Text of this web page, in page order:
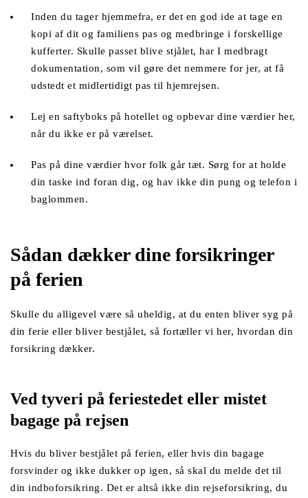
Inden du tager hjemmefra, er det en god ide at tage en
kopi af dit og familiens pas og medbringe i forskellige
kufferter. Skulle passet blive stjålet, har I medbragt
dokumentation, som vil gøre det nemmere for jer, at få
udstedt et midlertidigt pas til hjemrejsen.
Lej en saftyboks på hotellet og opbevar dine værdier her,
når du ikke er på værelset.
Pas på dine værdier hvor folk går tæt. Sørg for at holde
din taske ind foran dig, og hav ikke din pung og telefon i
baglommen.
Sådan dækker dine forsikringer
på ferien
Skulle du alligevel være så uheldig, at du enten bliver syg på
din ferie eller bliver bestjålet, så fortæller vi her, hvordan din
forsikring dækker.
Ved tyveri på feriestedet eller mistet
bagage på rejsen
Hvis du bliver bestjålet på ferien, eller hvis din bagage
forsvinder og ikke dukker op igen, så skal du melde det til
din indboforsikring. Det er altså ikke din rejseforsikring, du